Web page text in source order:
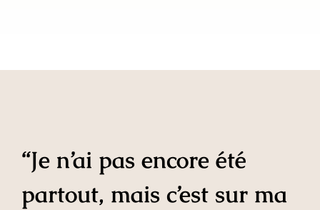
“Je n’ai pas encore été
partout, mais c’est sur ma